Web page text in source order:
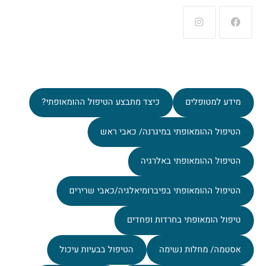
מידע למטופלים כיצד מתבצע הטיפול ההומאופתי?
הטיפול ההומאופתי במיגרנה/ כאבי ראש
הטיפול ההומאופתי באלרגיה
הטיפול ההומאופתי בפיברומיאלגיה/כאבי שרירים
טיפול הומאופתי בחרדות ופחדים
אסטמה/ מחלות נשימה הטיפול בבעיות עיכול